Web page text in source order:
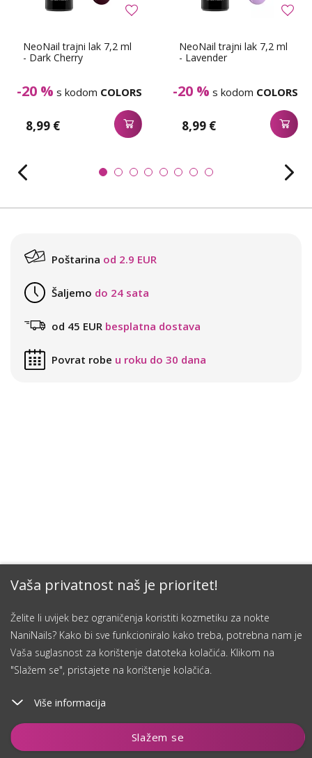
Vaša privatnost naš je prioritet!
Želite li uvijek bez ograničenja koristiti kozmetiku za nokte
NaniNails? Kako bi sve funkcioniralo kako treba, potrebna nam je
Vaša suglasnost za korištenje datoteka kolačića. Klikom na
"Slažem se", pristajete na korištenje kolačića.
Više informacija
Slažem se
Dodaj u košaricu
NeoNail trajni lak 7,2 ml
- Dark Cherry
-20 % s kodom COLORS
8,99 €
NeoNail trajni lak 7,2 ml
- Lavender
-20 % s kodom COLORS
8,99 €
Poštarina od 2.9 EUR
Šaljemo do 24 sata
od 45 EUR besplatna dostava
Povrat robe u roku do 30 dana